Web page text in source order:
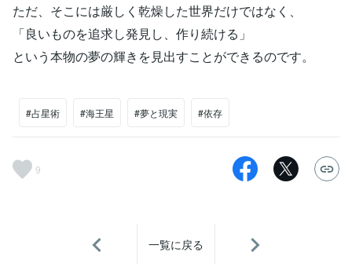
ただ、そこには厳しく乾燥した世界だけではなく、
「良いものを追求し発見し、作り続ける」
という本物の夢の輝きを見出すことができるのです。
#占星術 #海王星 #夢と現実 #依存
9
一覧に戻る